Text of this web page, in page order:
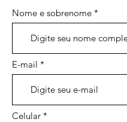
Nome e sobrenome
E-mail
Celular